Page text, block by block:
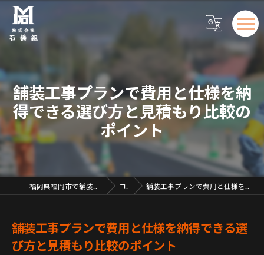
舗装工事プランで費用と仕様を納
得できる選び方と見積もり比較の
ポイント
コラム 舗装工事プランで費用と仕様を納得できる選び方と見積もり比較のポイント
舗装工事プランで費用と仕様を納得できる選
び方と見積もり比較のポイント